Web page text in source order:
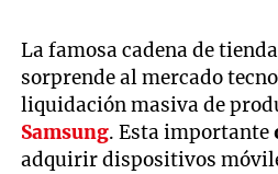
La famosa cadena de
sorprende al mercado
liquidación masiva de
Samsung. Esta importante
adquirir dispositivos